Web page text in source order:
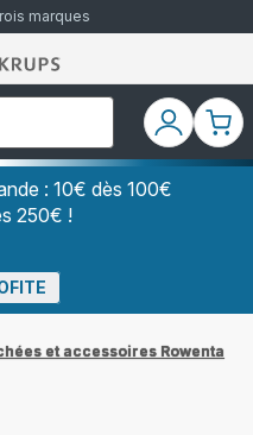
marques
Accueil
Rowenta
Mon
compte
Mon
: 10€ dès 100€
250€ !
et accessoires Rowenta